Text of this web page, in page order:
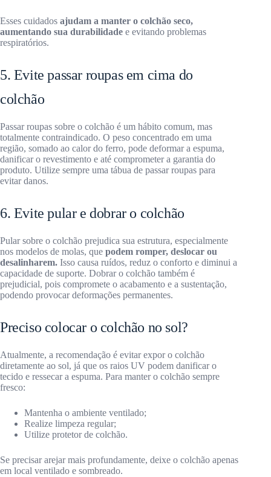
Esses cuidados ajudam a manter o colchão seco,
aumentando sua durabilidade e evitando problemas
respiratórios.
5. Evite passar roupas em cima do
colchão
Passar roupas sobre o colchão é um hábito comum, mas
totalmente contraindicado. O peso concentrado em uma
região, somado ao calor do ferro, pode deformar a espuma,
danificar o revestimento e até comprometer a garantia do
produto. Utilize sempre uma tábua de passar roupas para
evitar danos.
6. Evite pular e dobrar o colchão
Pular sobre o colchão prejudica sua estrutura, especialmente
nos modelos de molas, que podem romper, deslocar ou
desalinharem. Isso causa ruídos, reduz o conforto e diminui a
capacidade de suporte. Dobrar o colchão também é
prejudicial, pois compromete o acabamento e a sustentação,
podendo provocar deformações permanentes.
Preciso colocar o colchão no sol?
Atualmente, a recomendação é evitar expor o colchão
diretamente ao sol, já que os raios UV podem danificar o
tecido e ressecar a espuma. Para manter o colchão sempre
fresco:
Mantenha o ambiente ventilado;
Realize limpeza regular;
Utilize protetor de colchão.
Se precisar arejar mais profundamente, deixe o colchão apenas
em local ventilado e sombreado.